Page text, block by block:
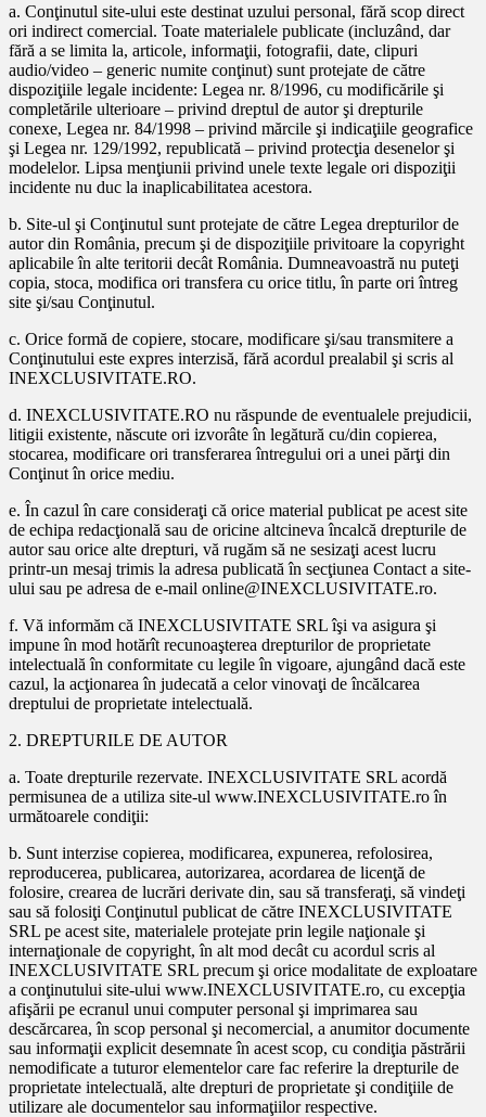
a. Conţinutul site-ului este destinat uzului personal, fără scop direct
ori indirect comercial. Toate materialele publicate (incluzând, dar
fără a se limita la, articole, informaţii, fotografii, date, clipuri
audio/video – generic numite conţinut) sunt protejate de către
dispoziţiile legale incidente: Legea nr. 8/1996, cu modificările şi
completările ulterioare – privind dreptul de autor şi drepturile
conexe, Legea nr. 84/1998 – privind mărcile şi indicaţiile geografice
şi Legea nr. 129/1992, republicată – privind protecţia desenelor şi
modelelor. Lipsa menţiunii privind unele texte legale ori dispoziţii
incidente nu duc la inaplicabilitatea acestora.
b. Site-ul şi Conţinutul sunt protejate de către Legea drepturilor de
autor din România, precum şi de dispoziţiile privitoare la copyright
aplicabile în alte teritorii decât România. Dumneavoastră nu puteţi
copia, stoca, modifica ori transfera cu orice titlu, în parte ori întreg
site şi/sau Conţinutul.
c. Orice formă de copiere, stocare, modificare şi/sau transmitere a
Conţinutului este expres interzisă, fără acordul prealabil şi scris al
INEXCLUSIVITATE.RO.
d. INEXCLUSIVITATE.RO nu răspunde de eventualele prejudicii,
litigii existente, născute ori izvorâte în legătură cu/din copierea,
stocarea, modificare ori transferarea întregului ori a unei părţi din
Conţinut în orice mediu.
e. În cazul în care consideraţi că orice material publicat pe acest site
de echipa redacţională sau de oricine altcineva încalcă drepturile de
autor sau orice alte drepturi, vă rugăm să ne sesizaţi acest lucru
printr-un mesaj trimis la adresa publicată în secţiunea Contact a site-
ului sau pe adresa de e-mail online@INEXCLUSIVITATE.ro.
f. Vă informăm că INEXCLUSIVITATE SRL îşi va asigura şi
impune în mod hotărît recunoaşterea drepturilor de proprietate
intelectuală în conformitate cu legile în vigoare, ajungând dacă este
cazul, la acţionarea în judecată a celor vinovaţi de încălcarea
dreptului de proprietate intelectuală.
2. DREPTURILE DE AUTOR
a. Toate drepturile rezervate. INEXCLUSIVITATE SRL acordă
permisunea de a utiliza site-ul www.INEXCLUSIVITATE.ro în
următoarele condiţii:
b. Sunt interzise copierea, modificarea, expunerea, refolosirea,
reproducerea, publicarea, autorizarea, acordarea de licenţă de
folosire, crearea de lucrări derivate din, sau să transferaţi, să vindeţi
sau să folosiţi Conţinutul publicat de către INEXCLUSIVITATE
SRL pe acest site, materialele protejate prin legile naţionale şi
internaţionale de copyright, în alt mod decât cu acordul scris al
INEXCLUSIVITATE SRL precum şi orice modalitate de exploatare
a conţinutului site-ului www.INEXCLUSIVITATE.ro, cu excepţia
afişării pe ecranul unui computer personal şi imprimarea sau
descărcarea, în scop personal şi necomercial, a anumitor documente
sau informaţii explicit desemnate în acest scop, cu condiţia păstrării
nemodificate a tuturor elementelor care fac referire la drepturile de
proprietate intelectuală, alte drepturi de proprietate şi condiţiile de
utilizare ale documentelor sau informaţiilor respective.